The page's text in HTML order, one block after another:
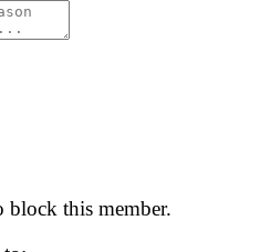
block this member.